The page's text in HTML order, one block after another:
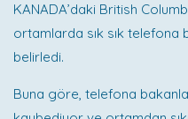
KANADA’daki British
ortamlarda sık sık telefona
belirledi.
Buna göre, telefona